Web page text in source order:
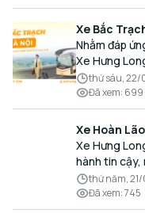
Xe Bắc
Hành Cùng
Nhằm đáp
Xe Hưng
lượng cao,
thứ sáu,
Đã xem: 699
Xe Hoàn
Cao cấp,
Xe Hưng
hành tin cậy,
và Thủ đô
thứ năm,
Đã xem:745